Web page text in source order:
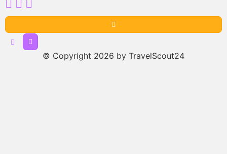
© Copyright 2026 by TravelScout24